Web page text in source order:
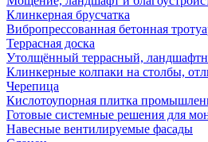
Клинкерная брусчатка
Вибропрессованная бетонная
Террасная доска
Утолщённый террасный,
Клинкерные колпаки на столбы,
Черепица
Кислотоупорная плитка
Готовые системные решения для
Навесные вентилируемые фасады